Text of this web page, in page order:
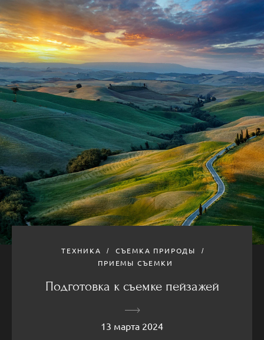
ТЕХНИКА
СЪЕМКА ПРИРОДЫ
ПРИЕМЫ СЪЕМКИ
Подготовка к съемке пейзажей
13 марта 2024